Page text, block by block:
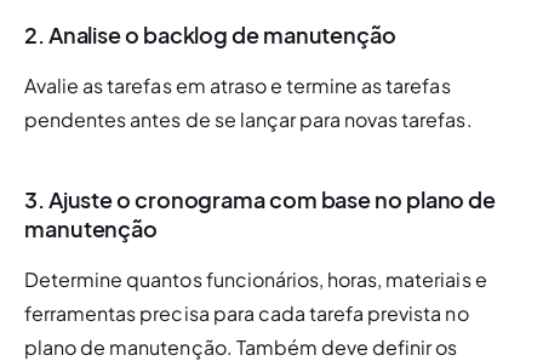
2. Analise o backlogde manutenção
Avalie as tarefas em atraso e termine as tarefas
pendentes antes de se lançar para novas tarefas.
3. Ajuste o cronograma com base no plano de
manutenção
Determine quantos funcionários, horas, materiais e
ferramentas precisa para cada tarefa prevista no
plano de manutenção. Também deve definir os